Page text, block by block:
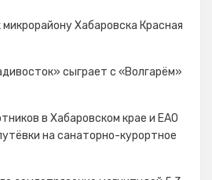
Хабаровска Красная
сыграет с «Волгарём»
в Хабаровском крае и ЕАО
на санаторно-курортное